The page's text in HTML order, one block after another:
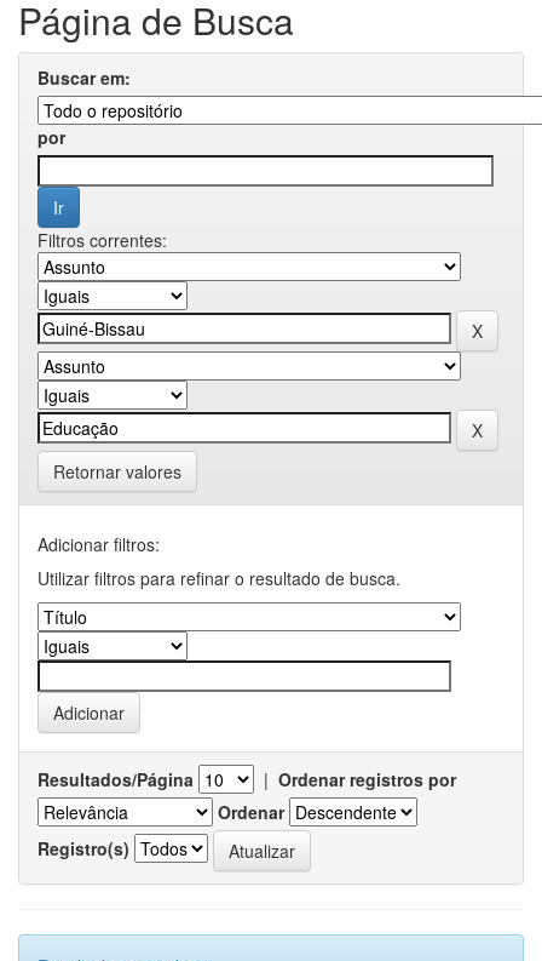
Página de Busca
Buscar em:
por
Filtros correntes:
Retornar valores
Adicionar filtros:
Utilizar filtros para refinar o resultado de busca.
Resultados/Página | Ordenar registros por
Ordenar
Registro(s)